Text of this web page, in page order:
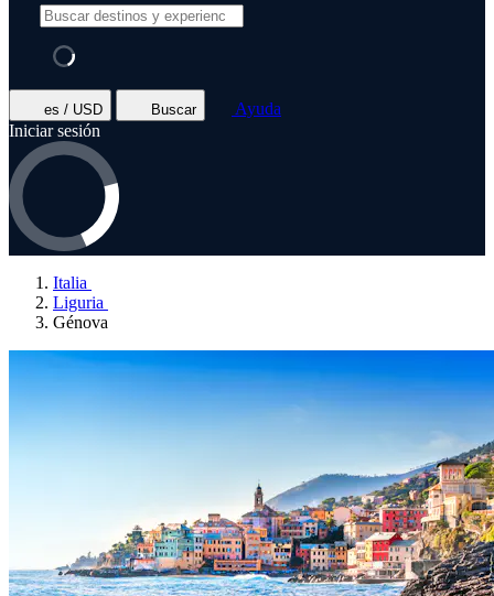
es / USD Buscar
Ayuda
Iniciar sesión
Italia
Liguria
Génova